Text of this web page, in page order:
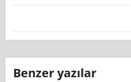
Benzer yazılar